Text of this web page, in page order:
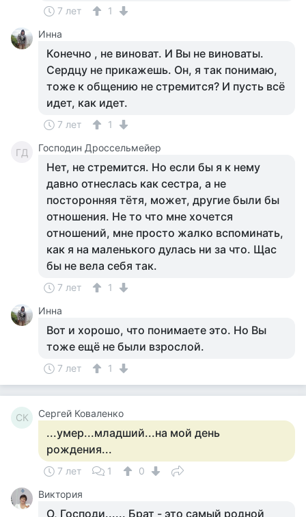
7 лет
1
Инна
Конечно , не виноват. И Вы не виноваты.
Сердцу не прикажешь. Он, я так понимаю,
тоже к общению не стремится? И пусть всё
идет, как идет.
7 лет 1
ГД Господин Дроссельмейер
Нет, не стремится. Но если бы я к нему
давно отнеслась как сестра, а не
посторонняя тётя, может, другие были бы
отношения. Не то что мне хочется
отношений, мне просто жалко вспоминать,
как я на маленького дулась ни за что. Щас
бы не вела себя так.
7 лет
1
Инна
Вот и хорошо, что понимаете это. Но Вы
тоже ещё не были взрослой.
7 лет 1
СК Сергей Коваленко
...умер...младший...на мой день
рождения...
7 лет 1
0
Виктория
О, Господи...... Брат - это самый родной